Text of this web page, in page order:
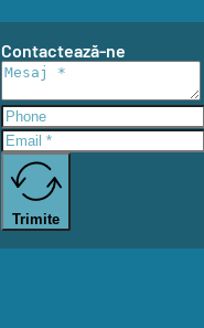
Contactează-ne
Trimite